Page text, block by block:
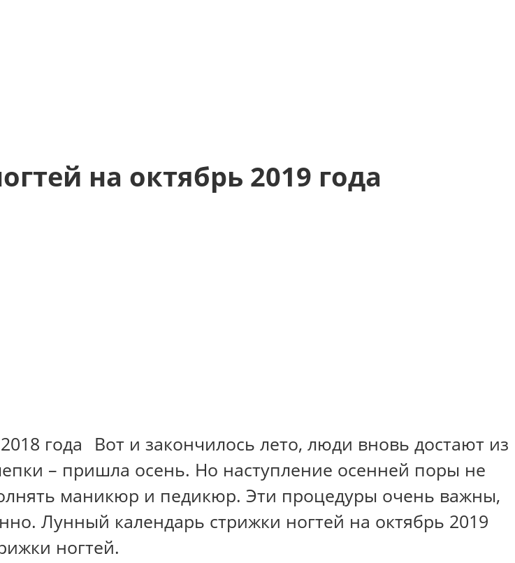
на октябрь 2019 года
Вот и закончилось лето, люди вновь достают из
– пришла осень. Но наступление осенней поры не
маникюр и педикюр. Эти процедуры очень важны,
Лунный календарь стрижки ногтей на октябрь 2019
ногтей.